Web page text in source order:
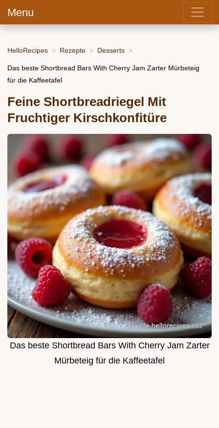
Menu
HelloRecipes Rezepte Desserts
Das beste Shortbread Bars With Cherry Jam Zarter Mürbeteig
für die Kaffeetafel
Feine Shortbreadriegel Mit
Fruchtiger Kirschkonfitüre
Das beste Shortbread Bars With Cherry Jam Zarter
Mürbeteig für die Kaffeetafel